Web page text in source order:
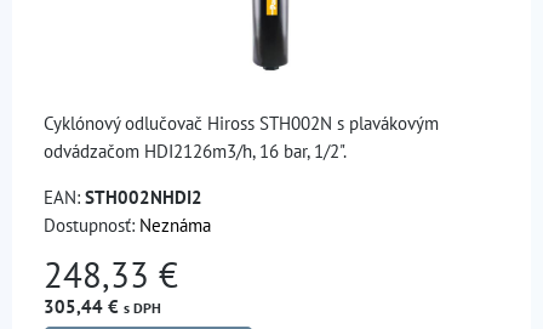
Cyklónový odlučovač Hiross STH002N s plavákovým
odvádzačom HDI2126m3/h, 16 bar, 1/2".
EAN: STH002NHDI2
Dostupnosť: Neznáma
248,33 €
305,44 € s DPH